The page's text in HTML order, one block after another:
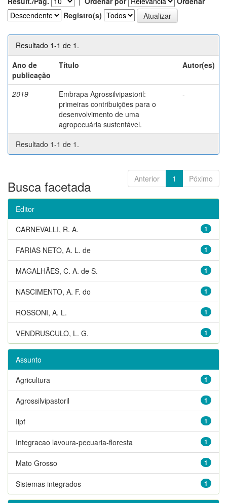
Registro(s)
Resultado 1-1 de 1.
Ano de
publicação
Título Autor(es)
2019
Embrapa Agrossilvipastoril:
primeiras contribuições para o
desenvolvimento de uma
agropecuária sustentável.
-
Resultado 1-1 de 1.
Anterior 1 Póximo
Busca facetada
Editor
1
CARNEVALLI, R. A.
1
FARIAS NETO, A. L. de
1
MAGALHÃES, C. A. de S.
1
NASCIMENTO, A. F. do
1
ROSSONI, A. L.
1
VENDRUSCULO, L. G.
Assunto
1
Agricultura
1
Agrossilvipastoril
1
Ilpf
1
Integracao lavoura-pecuaria-floresta
1
Mato Grosso
1
Sistemas integrados